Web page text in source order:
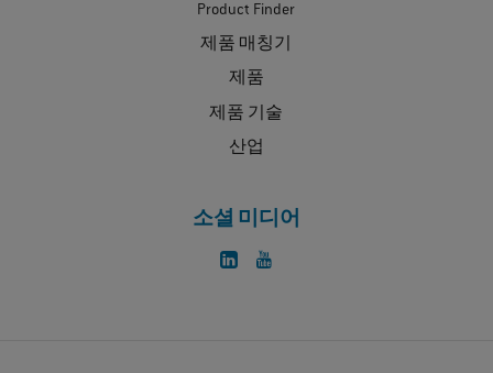
Product Finder
제품 매칭기
제품
제품 기술
산업
소셜 미디어